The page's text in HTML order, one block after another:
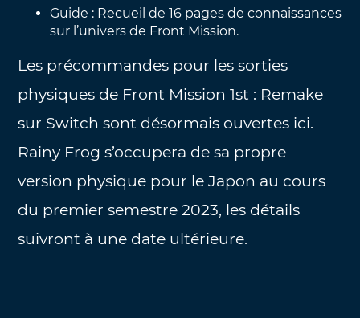
Guide : Recueil de 16 pages de connaissances
sur l’univers de Front Mission.
Les précommandes pour les sorties
physiques de Front Mission 1st : Remake
sur Switch sont désormais ouvertes ici.
Rainy Frog s’occupera de sa propre
version physique pour le Japon au cours
du premier semestre 2023, les détails
suivront à une date ultérieure.